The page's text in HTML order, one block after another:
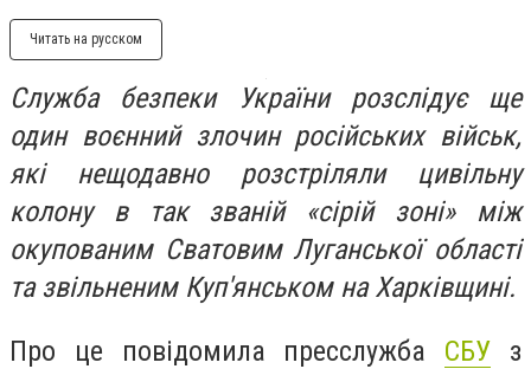
Читать на русском
Служба безпеки України розслідує ще
один воєнний злочин російських військ,
які нещодавно розстріляли цивільну
колону в так званій «сірій зоні» між
окупованим Сватовим Луганської області
та звільненим Куп'янськом на Харківщині.
Про це повідомила пресслужба СБУ з